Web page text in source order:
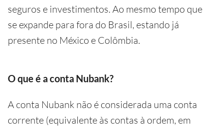
seguros e investimentos. Ao mesmo tempo que
se expande para fora do Brasil, estando já
presente no México e Colômbia.
O que é a conta Nubank?
A conta Nubank não é considerada uma conta
corrente (equivalente às contas à ordem, em